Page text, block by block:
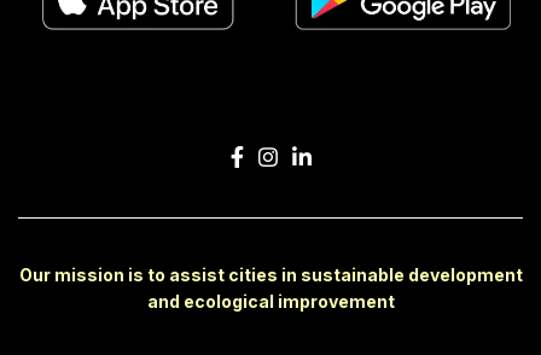
Our mission is to assist cities in sustainable development
and ecological improvement